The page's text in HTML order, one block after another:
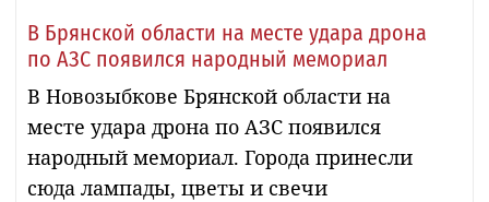
В Брянской области на месте удара дрона
по АЗС появился народный мемориал
В Новозыбкове Брянской области на
месте удара дрона по АЗС появился
народный мемориал. Города принесли
сюда лампады, цветы и свечи